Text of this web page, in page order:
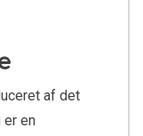
af det
er en